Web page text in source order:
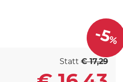
-5%
Statt€ 17,29